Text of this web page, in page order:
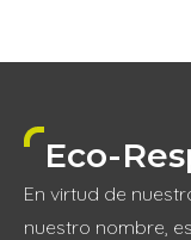
Eco-
En virtud de
nuestro nombre,